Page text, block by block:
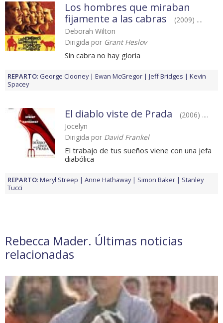
Los hombres que miraban
fijamente a las cabras
(2009) ....
Deborah Wilton
Dirigida por Grant Heslov
Sin cabra no hay gloria
REPARTO: George Clooney Ewan McGregor Jeff Bridges
Kevin
Spacey
El diablo viste de Prada
(2006) ....
Jocelyn
Dirigida por David Frankel
El trabajo de tus sueños viene con una jefa
diabólica
REPARTO: Meryl Streep Anne Hathaway Simon Baker
Stanley
Tucci
Rebecca Mader. Últimas noticias
relacionadas